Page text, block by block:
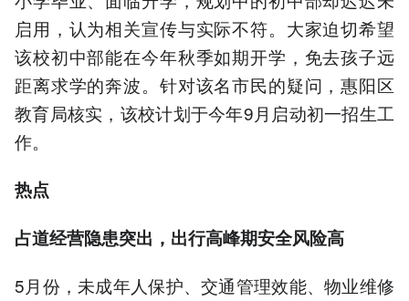
启用，认为相关宣传与实际不符。大家迫切希望
该校初中部能在今年秋季如期开学，免去孩子远
距离求学的奔波。针对该名市民的疑问，惠阳区
教育局核实，该校计划于今年9月启动初一招生工
作。
热点
占道经营隐患突出，出行高峰期安全风险高
5月份，未成年人保护、交通管理效能、物业维修